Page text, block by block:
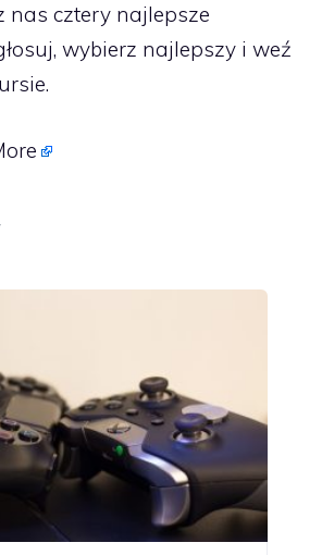
nas cztery najlepsze
wybierz najlepszy i weź